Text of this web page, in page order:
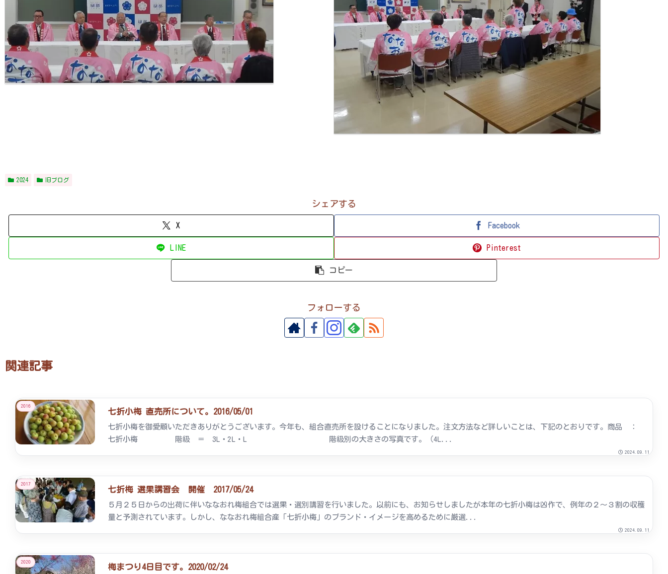
2024 旧ブログ
シェアする
X Facebook
LINE Pinterest
コピー
フォローする
関連記事
2016
七折小梅 直売所について。2016/05/01
七折小梅を御愛顧いただきありがとうございます。今年も、組合直売所を設けることになりました。注文方法など詳しいことは、下記のとおりです。商品 ：
七折小梅 階級 ＝ 3L・2L・L 階級別の大きさの写真です。（4L...
2024.09.11
2017
七折梅 選果講習会 開催 2017/05/24
５月２５日からの出荷に伴いななおれ梅組合では選果・選別講習を行いました。以前にも、お知らせしましたが本年の七折小梅は凶作で、例年の２～３割の収穫
量と予測されています。しかし、ななおれ梅組合産「七折小梅」のブランド・イメージを高めるために厳選...
2024.09.11
2020
梅まつり4日目です。2020/02/24